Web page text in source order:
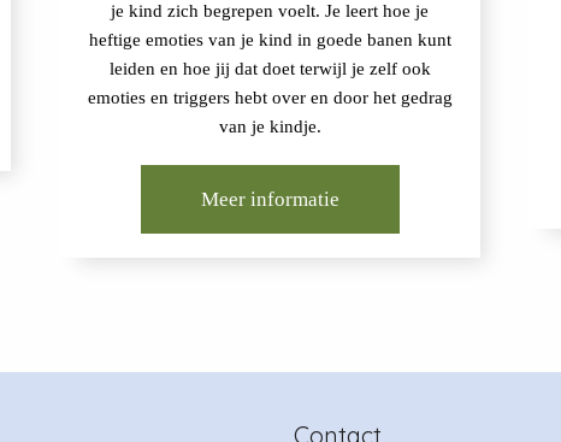
je kind zich begrepen voelt. Je leert hoe je
heftige emoties van je kind in goede banen kunt
leiden en hoe jij dat doet terwijl je zelf ook
emoties en triggers hebt over en door het gedrag
van je kindje.
Meer informatie
Contact